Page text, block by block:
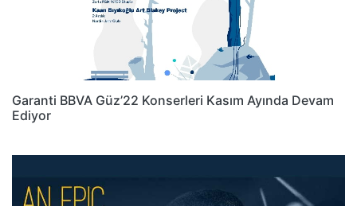
Garanti BBVA Güz’22 Konserleri Kasım Ayında Devam
Ediyor